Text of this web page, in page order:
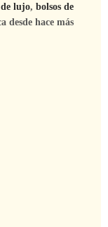
lujo, bolsos de
desde hace más